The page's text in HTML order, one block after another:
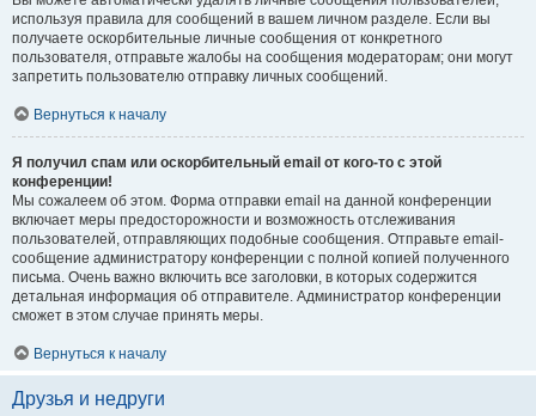
используя правила для сообщений в вашем личном разделе. Если вы
получаете оскорбительные личные сообщения от конкретного
пользователя, отправьте жалобы на сообщения модераторам; они могут
запретить пользователю отправку личных сообщений.
Вернуться к началу
Я получил спам или оскорбительный email от кого-то с этой
конференции!
Мы сожалеем об этом. Форма отправки email на данной конференции
включает меры предосторожности и возможность отслеживания
пользователей, отправляющих подобные сообщения. Отправьте email-
сообщение администратору конференции с полной копией полученного
письма. Очень важно включить все заголовки, в которых содержится
детальная информация об отправителе. Администратор конференции
сможет в этом случае принять меры.
Вернуться к началу
Друзья и недруги